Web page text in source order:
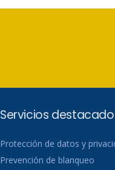
Servicios
Protección de datos y
Prevención de blanqueo